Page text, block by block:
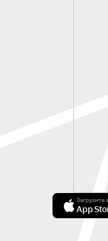
Загрузите
App